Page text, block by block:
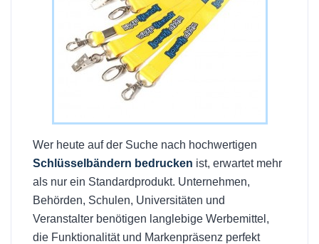
Wer heute auf der Suche nach hochwertigen
Schlüsselbändern bedrucken ist, erwartet mehr
als nur ein Standardprodukt. Unternehmen,
Behörden, Schulen, Universitäten und
Veranstalter benötigen langlebige Werbemittel,
die Funktionalität und Markenpräsenz perfekt